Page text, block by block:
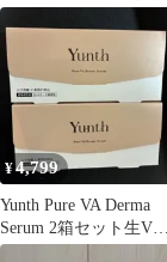
ン☆美白☆シミ☆美容
液☆ホワイト
¥4,799
Yunth Pure VA Derma
Serum 2箱セット生VA
ダーマ美容液